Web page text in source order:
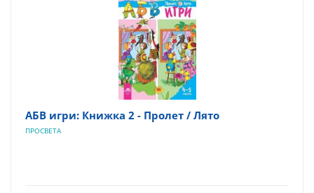
АБВ игри: Книжка 2 - Пролет / Лято
ПРОСВЕТА